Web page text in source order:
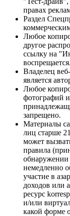
правах
Раздел
Любое
другое
ссылку на
воспрещается.
Владелец
является
Любое
фотографий
запрещено.
Материалы
лиц старше
может
правила
обнаружении
немедленно
участие в
доходов или
ресурс
и/или
какой форме